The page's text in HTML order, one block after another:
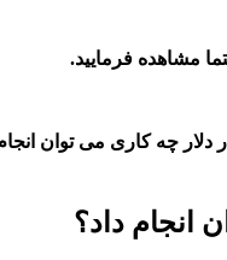
مشاهده فرمایید.